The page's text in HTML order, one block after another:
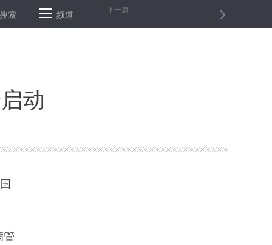
亿元 96万人次受益 习近平向国际热核聚变实验堆计划重大工程安
搜索 频道 下一篇
动